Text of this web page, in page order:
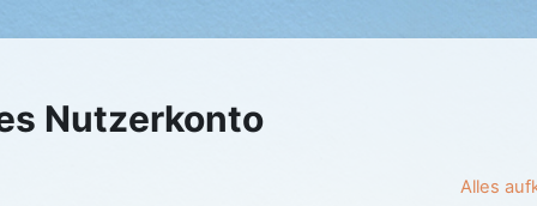
Nutzerkonto
Alles